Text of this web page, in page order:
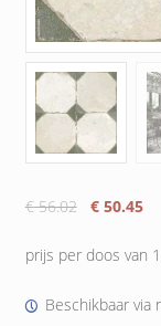
€56.02
was:
€ 50.45
is:
prijs per doos van
Beschikbaar via